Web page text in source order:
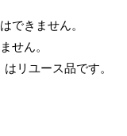
4尺3寸
分＝約0.38cm
できません。
せん。
リユース品です。